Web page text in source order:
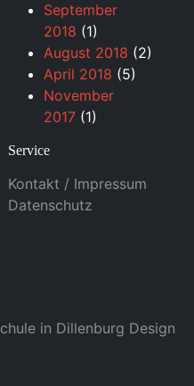
September
2018 (1)
August 2018 (2)
April 2018 (5)
November
2017 (1)
Service
Kontakt / Impressum
Datenschutz
in Dillenburg Design